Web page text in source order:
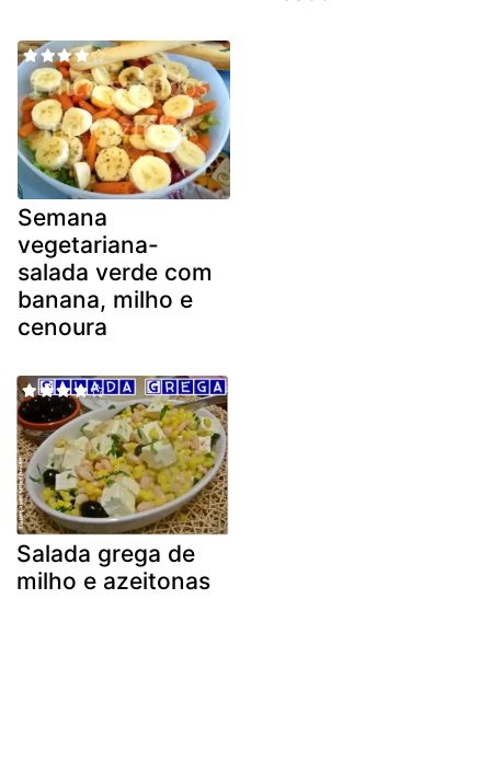
Semana
vegetariana-
salada verde com
banana, milho e
cenoura
Salada grega de
milho e azeitonas